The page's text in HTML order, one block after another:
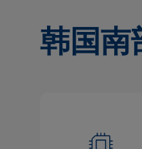
韩国南